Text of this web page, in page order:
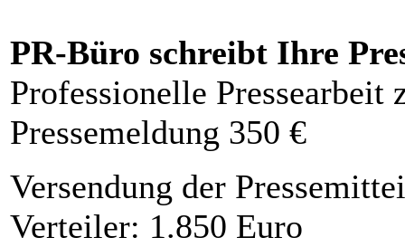
PR-Büro schreibt Ihre
Professionelle Pressearbeit
Pressemeldung 350 €
Versendung der
Verteiler: 1.850 Euro